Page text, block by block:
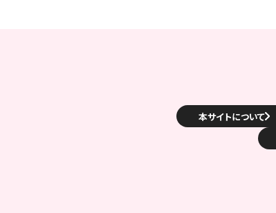
本サイトについて